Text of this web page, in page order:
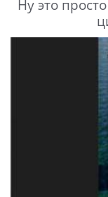
Ну это